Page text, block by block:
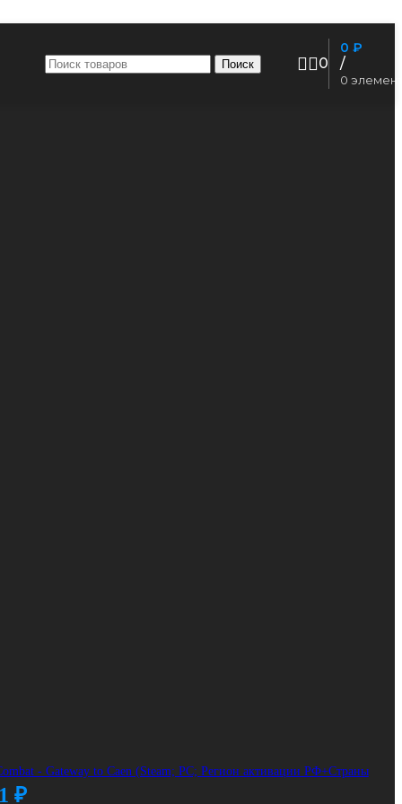
Поиск 0
0
/
0 ₽
- Gateway to Caen (Steam; PC; Регион активации РФ+Страны
₽